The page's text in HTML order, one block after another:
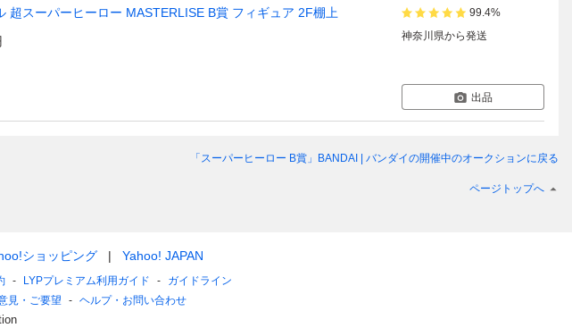
スーパーヒーロー MASTERLISE B賞 フィギュア 2F棚上
99.4%
神奈川県から発送
出品
「スーパーヒーロー B賞」BANDAI | バンダイの開催中のオークションに戻る
ページトップへ
ショッピング Yahoo! JAPAN
LYPプレミアム利用ガイド
ガイドライン
見・ご要望 ヘルプ・お問い合わせ